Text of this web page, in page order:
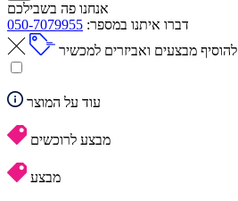
אנחנו פה בשבילכם
דברו איתנו במספר: 050-7079955
להוסיף מבצעים ואביזרים למכשיר
עוד על המוצר
מבצע לרוכשים
מבצע